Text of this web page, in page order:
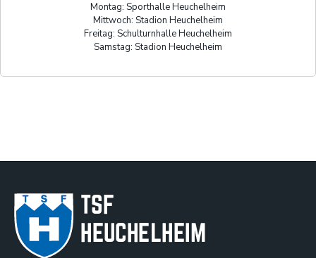
Montag: Sporthalle Heuchelheim
Mittwoch: Stadion Heuchelheim
Freitag: Schulturnhalle Heuchelheim
Samstag: Stadion Heuchelheim